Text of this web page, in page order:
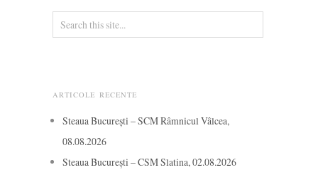
ARTICOLE RECENTE
Steaua București – SCM Râmnicul Vâlcea,
08.08.2026
Steaua București – CSM Slatina, 02.08.2026